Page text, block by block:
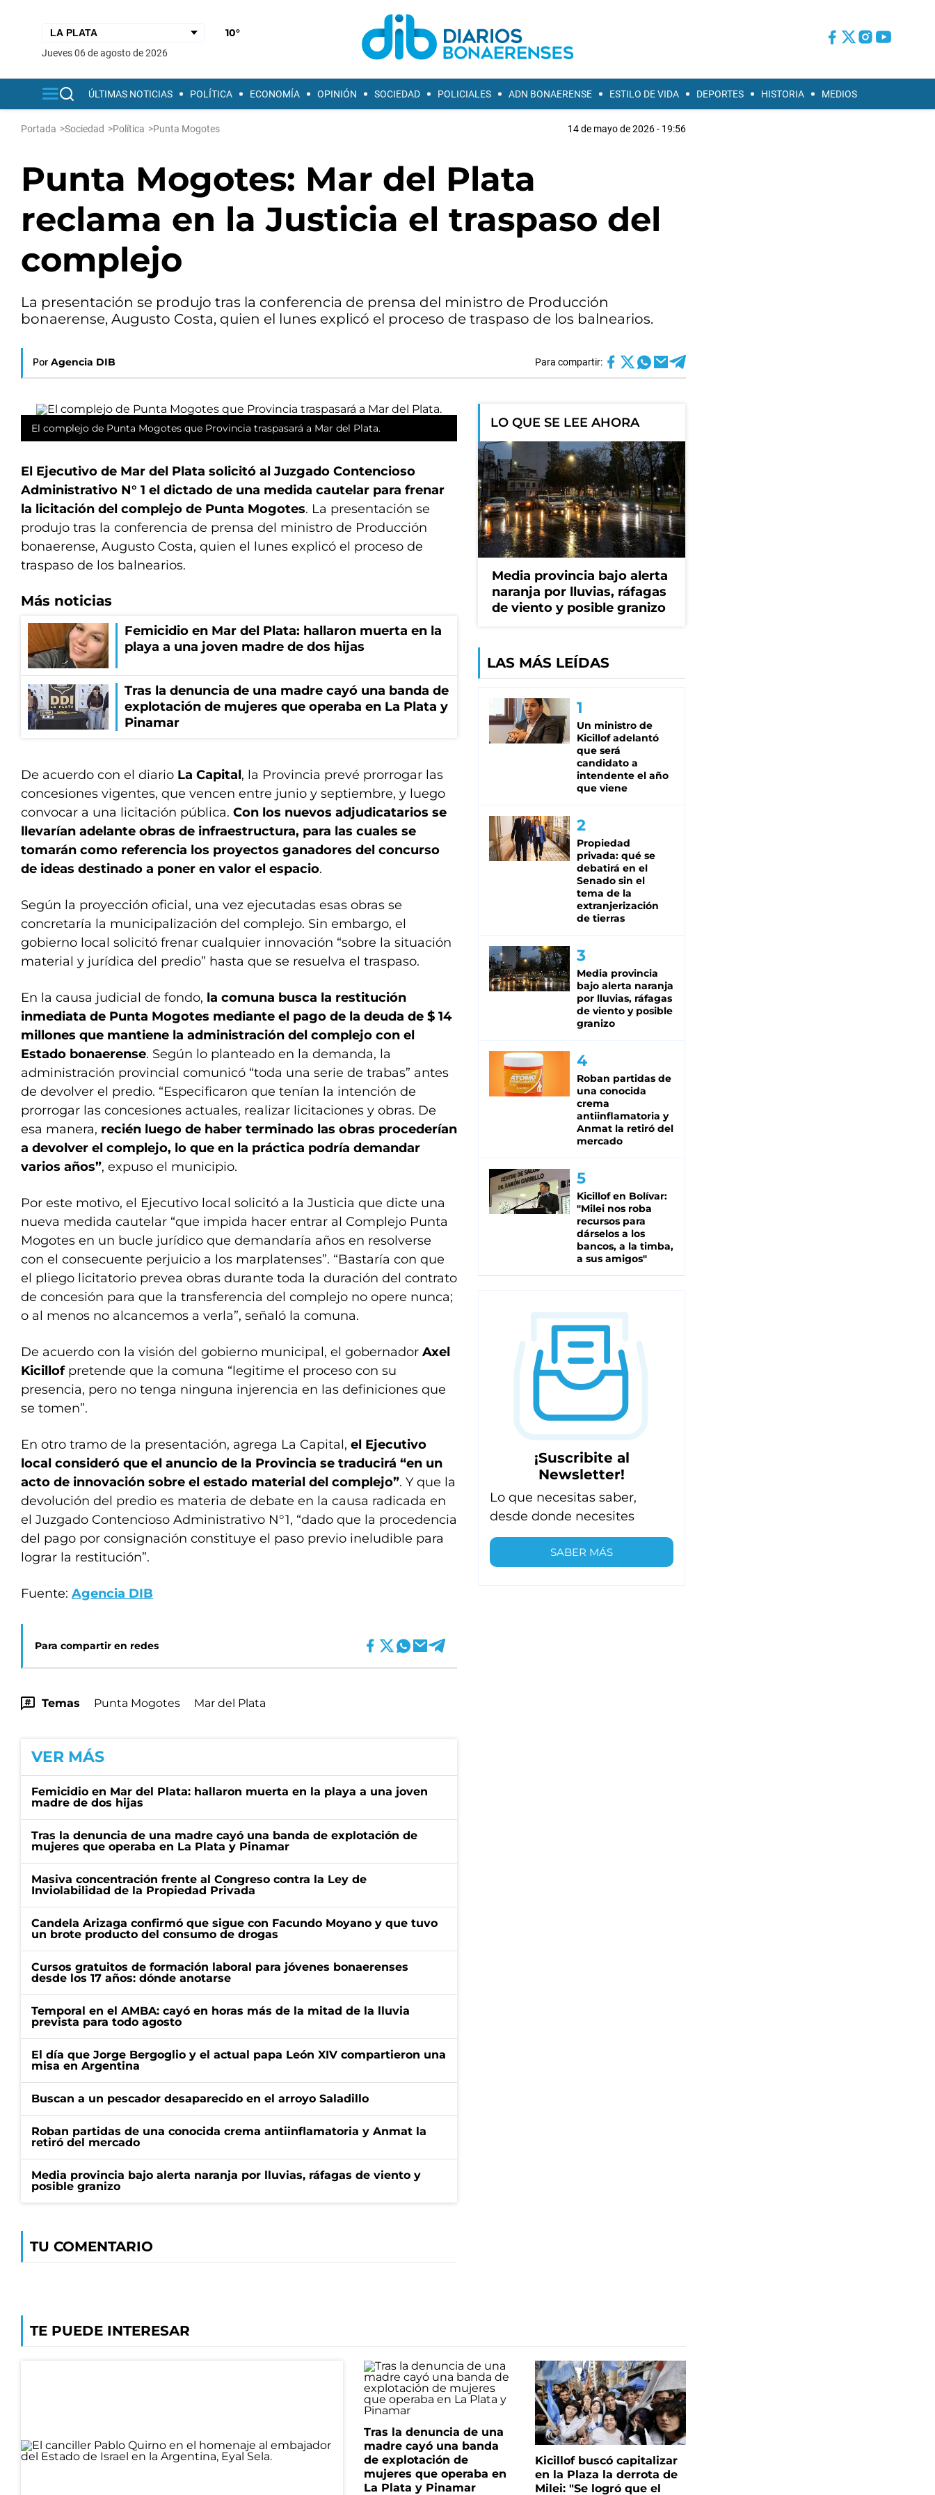
10°
jueves 06 de agosto de 2026
ÚLTIMAS NOTICIAS POLÍTICA ECONOMÍA OPINIÓN SOCIEDAD POLICIALES ADN BONAERENSE ESTILO DE VIDA DEPORTES HISTORIA MEDIOS
Portada >Sociedad >Política >Punta Mogotes 14 de mayo de 2026 - 19:56
Punta Mogotes: Mar del Plata
reclama en la Justicia el traspaso del
complejo
La presentación se produjo tras la conferencia de prensa del ministro de Producción
bonaerense, Augusto Costa, quien el lunes explicó el proceso de traspaso de los balnearios.
Por Agencia DIB Para compartir:
El complejo de Punta Mogotes que Provincia traspasará a Mar del Plata.
El Ejecutivo de Mar del Plata solicitó al Juzgado Contencioso
Administrativo N° 1 el dictado de una medida cautelar para frenar
la licitación del complejo de Punta Mogotes. La presentación se
produjo tras la conferencia de prensa del ministro de Producción
bonaerense, Augusto Costa, quien el lunes explicó el proceso de
traspaso de los balnearios.
Más noticias
Femicidio en Mar del Plata: hallaron muerta en la
playa a una joven madre de dos hijas
Tras la denuncia de una madre cayó una banda de
explotación de mujeres que operaba en La Plata y
Pinamar
De acuerdo con el diario La Capital, la Provincia prevé prorrogar las
concesiones vigentes, que vencen entre junio y septiembre, y luego
convocar a una licitación pública. Con los nuevos adjudicatarios se
llevarían adelante obras de infraestructura, para las cuales se
tomarán como referencia los proyectos ganadores del concurso
de ideas destinado a poner en valor el espacio.
Según la proyección oficial, una vez ejecutadas esas obras se
concretaría la municipalización del complejo. Sin embargo, el
gobierno local solicitó frenar cualquier innovación “sobre la situación
material y jurídica del predio” hasta que se resuelva el traspaso.
En la causa judicial de fondo, la comuna busca la restitución
inmediata de Punta Mogotes mediante el pago de la deuda de $ 14
millones que mantiene la administración del complejo con el
Estado bonaerense. Según lo planteado en la demanda, la
administración provincial comunicó “toda una serie de trabas” antes
de devolver el predio. “Especificaron que tenían la intención de
prorrogar las concesiones actuales, realizar licitaciones y obras. De
esa manera, recién luego de haber terminado las obras procederían
a devolver el complejo, lo que en la práctica podría demandar
varios años”, expuso el municipio.
Por este motivo, el Ejecutivo local solicitó a la Justicia que dicte una
nueva medida cautelar “que impida hacer entrar al Complejo Punta
Mogotes en un bucle jurídico que demandaría años en resolverse
con el consecuente perjuicio a los marplatenses”. “Bastaría con que
el pliego licitatorio prevea obras durante toda la duración del contrato
de concesión para que la transferencia del complejo no opere nunca;
o al menos no alcancemos a verla”, señaló la comuna.
De acuerdo con la visión del gobierno municipal, el gobernador Axel
Kicillofpretende que la comuna “legitime el proceso con su
presencia, pero no tenga ninguna injerencia en las definiciones que
se tomen”.
En otro tramo de la presentación, agrega La Capital, el Ejecutivo
local consideró que el anuncio de la Provincia se traducirá “en un
acto de innovación sobre el estado material del complejo”. Y que la
devolución del predio es materia de debate en la causa radicada en
el Juzgado Contencioso Administrativo N°1, “dado que la procedencia
del pago por consignación constituye el paso previo ineludible para
lograr la restitución”.
Fuente: Agencia DIB
Para compartir en redes
Temas Punta Mogotes Mar del Plata
VER MÁS
Femicidio en Mar del Plata: hallaron muerta en la playa a una joven
madre de dos hijas
Tras la denuncia de una madre cayó una banda de explotación de
mujeres que operaba en La Plata y Pinamar
Masiva concentración frente al Congreso contra la Ley de
Inviolabilidad de la Propiedad Privada
Candela Arizaga confirmó que sigue con Facundo Moyano y que tuvo
un brote producto del consumo de drogas
Cursos gratuitos de formación laboral para jóvenes bonaerenses
desde los 17 años: dónde anotarse
Temporal en el AMBA: cayó en horas más de la mitad de la lluvia
prevista para todo agosto
El día que Jorge Bergoglio y el actual papa León XIV compartieron una
misa en Argentina
Buscan a un pescador desaparecido en el arroyo Saladillo
Roban partidas de una conocida crema antiinflamatoria y Anmat la
retiró del mercado
Media provincia bajo alerta naranja por lluvias, ráfagas de viento y
posible granizo
TU COMENTARIO
LO QUE SE LEE AHORA
Media provincia bajo alerta
naranja por lluvias, ráfagas
de viento y posible granizo
LAS MÁS LEÍDAS
Un ministro de
Kicillof adelantó
que será
candidato a
intendente el año
que viene
Propiedad
privada: qué se
debatirá en el
Senado sin el
tema de la
extranjerización
de tierras
Media provincia
bajo alerta naranja
por lluvias, ráfagas
de viento y posible
granizo
Roban partidas de
una conocida
crema
antiinflamatoria y
Anmat la retiró del
mercado
Kicillof en Bolívar:
"Milei nos roba
recursos para
dárselos a los
bancos, a la timba,
a sus amigos"
¡Suscribite al
Newsletter!
Lo que necesitas saber,
desde donde necesites
SABER MÁS
TE PUEDE INTERESAR
Tras la denuncia de una
madre cayó una banda
de explotación de
mujeres que operaba en
La Plata y Pinamar
Kicillof buscó capitalizar
en la Plaza la derrota de
Milei: "Se logró que el